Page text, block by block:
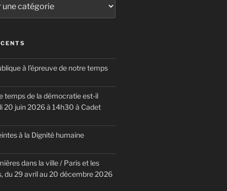
à l’épreuve de notre temps
temps de la démocratie est-il
20 juin 2026 à 14h30 à Cadet
à la Dignité humaine
dans la ville / Paris et les
du 29 avril au 20 décembre 2026